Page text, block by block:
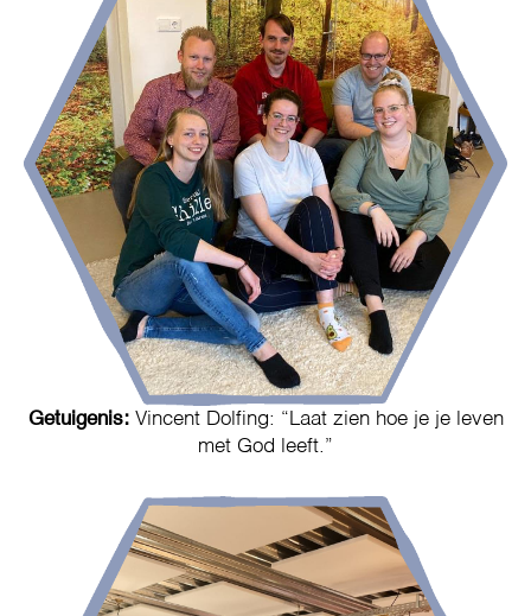
Getuigenis: Vincent Dolfing: “Laat zien hoe je je leven
met God leeft.”